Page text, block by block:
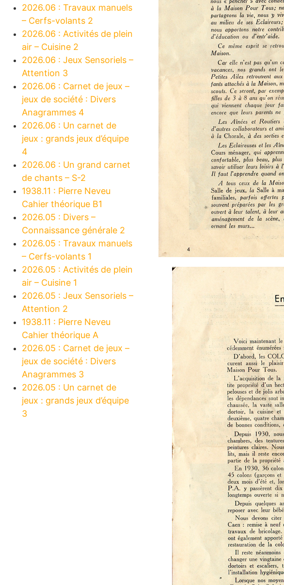
2026.06 : Travaux manuels
– Cerfs-volants 2
2026.06 : Activités de plein
air – Cuisine 2
2026.06 : Jeux Sensoriels –
Attention 3
2026.06 : Carnet de jeux –
jeux de société : Divers
Anagrammes 4
2026.06 : Un carnet de
jeux : grands jeux d’équipe
4
2026.06 : Un grand carnet
de chants – S-2
1938.11 : Pierre Neveu
Cahier théorique B1
2026.05 : Divers –
Connaissance générale 2
2026.05 : Travaux manuels
– Cerfs-volants 1
2026.05 : Activités de plein
air – Cuisine 1
2026.05 : Jeux Sensoriels –
Attention 2
1938.11 : Pierre Neveu
Cahier théorique A
2026.05 : Carnet de jeux –
jeux de société : Divers
Anagrammes 3
2026.05 : Un carnet de
jeux : grands jeux d’équipe
3